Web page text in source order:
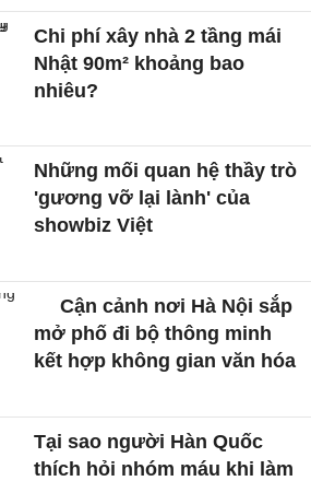
Chi phí xây nhà 2 tầng mái
Nhật 90m² khoảng bao
nhiêu?
Những mối quan hệ thầy trò
'gương vỡ lại lành' của
showbiz Việt
Cận cảnh nơi Hà Nội sắp
mở phố đi bộ thông minh
kết hợp không gian văn hóa
Tại sao người Hàn Quốc
thích hỏi nhóm máu khi làm